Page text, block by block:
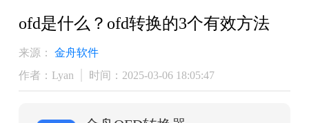
ofd是什么？ofd转换的3个有效方法
来源：
金舟软件
作者：Lyan
时间：2025-03-06 18:05:47